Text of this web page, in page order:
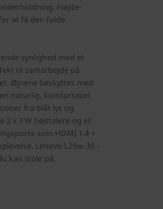
Højde-
at få den fulde
synlighed med et
til samarbejde på
Øjnene beskyttes med
naturlig, komfortabel
fra blåt lys og
2 x 3 W højttalere og et
som HDMI 1.4 +
Lenovo L29w-30 –
kan stole på.